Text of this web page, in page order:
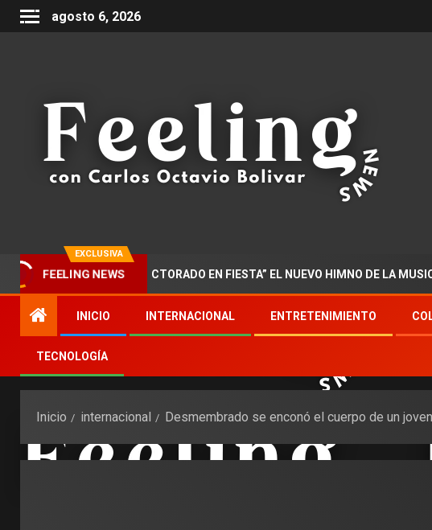
agosto 6, 2026
EXCLUSIVA
FEELING NEWS
PRESENTA “DOCTORADO EN FIESTA” EL NUEVO HIMNO DE LA MUSICA
INICIO INTERNACIONAL ENTRETENIMIENTO
TECNOLOGÍA
Inicio internacional Desmembrado se enconó el cuerpo de un